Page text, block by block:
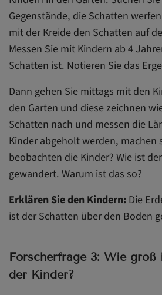
Gegenstände, die Schatten
mit der Kreide den Schatten auf
Messen Sie mit Kindern ab 4
Schatten ist. Notieren Sie das
Dann gehen Sie mittags mit den
den Garten und diese zeichnen
Schatten nach und messen die
Kinder abgeholt werden, machen
beobachten die Kinder? Wie ist
gewandert. Warum ist das so?
Erklären Sie den Kindern:Die
ist der Schatten über den Boden
Forscherfrage 3: Wie
der Kinder?